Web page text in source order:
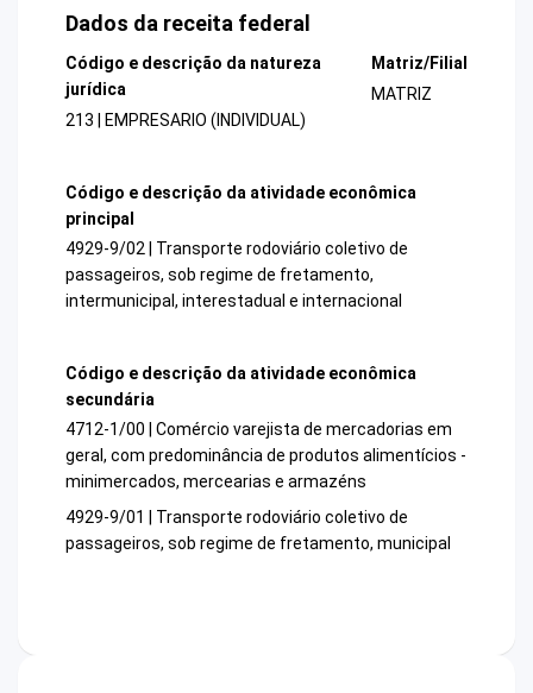
Dados da receita federal
Código e descrição da natureza
jurídica
213 | EMPRESARIO (INDIVIDUAL)
Matriz/Filial
MATRIZ
Código e descrição da atividade econômica
principal
4929-9/02 | Transporte rodoviário coletivo de
passageiros, sob regime de fretamento,
intermunicipal, interestadual e internacional
Código e descrição da atividade econômica
secundária
4712-1/00 | Comércio varejista de mercadorias em
geral, com predominância de produtos alimentícios -
minimercados, mercearias e armazéns
4929-9/01 | Transporte rodoviário coletivo de
passageiros, sob regime de fretamento, municipal